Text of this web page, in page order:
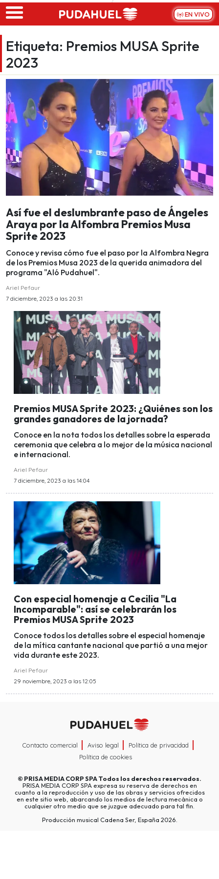
Skip to main content
EN VIVO
Etiqueta: Premios MUSA Sprite
2023
Así fue el deslumbrante paso de Ángeles
Araya por la Alfombra Premios Musa
Sprite 2023
Conoce y revisa cómo fue el paso por la Alfombra Negra
de los Premios Musa 2023 de la querida animadora del
programa "Aló Pudahuel".
Ariel Pefaur
7 diciembre, 2023 a las 20:31
Premios MUSA Sprite 2023: ¿Quiénes son los
grandes ganadores de la jornada?
Conoce en la nota todos los detalles sobre la esperada
ceremonia que celebra a lo mejor de la música nacional
e internacional.
Ariel Pefaur
7 diciembre, 2023 a las 14:04
Con especial homenaje a Cecilia "La
Incomparable": así se celebrarán los
Premios MUSA Sprite 2023
Conoce todos los detalles sobre el especial homenaje
de la mítica cantante nacional que partió a una mejor
vida durante este 2023.
Ariel Pefaur
29 noviembre, 2023 a las 12:05
Contacto comercial Aviso legal
Política de privacidad
Política de cookies
© PRISA MEDIA CORP SPATodos los derechos reservados.
PRISA MEDIA CORP SPA expresa su reserva de derechos en
cuanto a la reproducción y uso de las obras y servicios ofrecidos
en este sitio web, abarcando los medios de lectura mecánica o
cualquier otro medio que se juzgue adecuado para tal fin.
Producción musical Cadena Ser, España 2026.